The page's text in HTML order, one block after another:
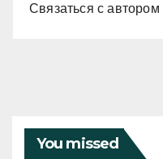
Связаться с автором
You missed